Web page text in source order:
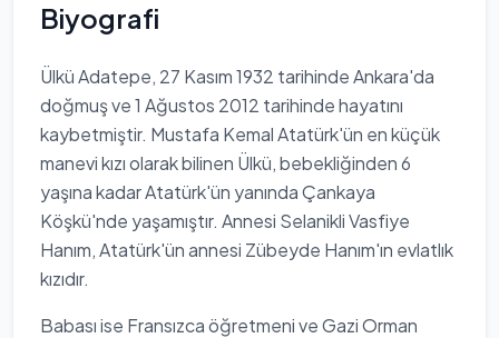
Biyografi
Ülkü Adatepe, 27 Kasım 1932 tarihinde Ankara'da
doğmuş ve 1 Ağustos 2012 tarihinde hayatını
kaybetmiştir. Mustafa Kemal Atatürk'ün en küçük
manevi kızı olarak bilinen Ülkü, bebekliğinden 6
yaşına kadar Atatürk'ün yanında Çankaya
Köşkü'nde yaşamıştır. Annesi Selanikli Vasfiye
Hanım, Atatürk'ün annesi Zübeyde Hanım'ın evlatlık
kızıdır.
Babası ise Fransızca öğretmeni ve Gazi Orman